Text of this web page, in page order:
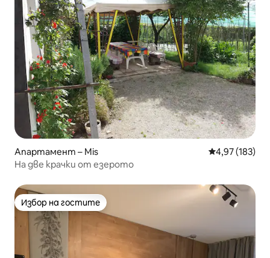
Апартамент – Mis Средна
4,97 (183)
На две крачки от езерото
Избор на гостите
Избор на гостите